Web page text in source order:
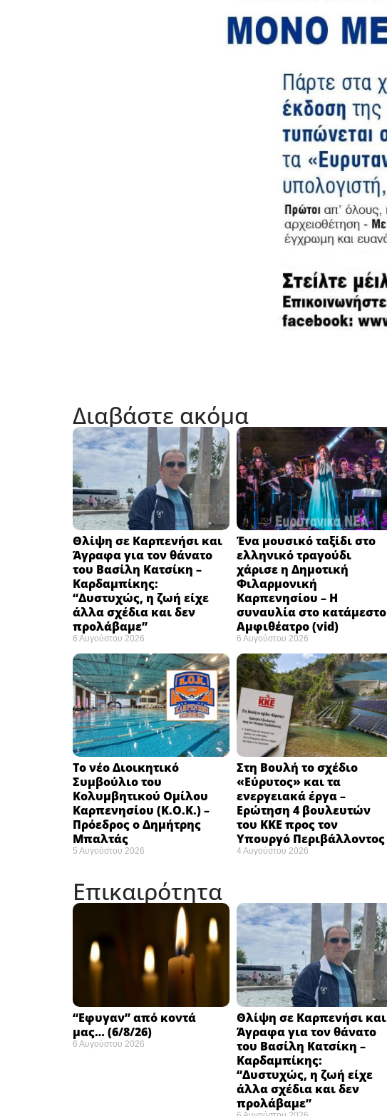
Διαβάστε ακόμα
Θλίψη σε Καρπενήσι και
Άγραφα για τον θάνατο
του Βασίλη Κατσίκη –
Καρδαμπίκης:
“Δυστυχώς, η ζωή είχε
άλλα σχέδια και δεν
προλάβαμε”
6 Αυγούστου 2026
Ένα μουσικό ταξίδι στο
ελληνικό τραγούδι
χάρισε η Δημοτική
Φιλαρμονική
Καρπενησίου – Η
συναυλία στο κατάμεστο
Αμφιθέατρο (vid)
6 Αυγούστου 2026
Το νέο Διοικητικό
Συμβούλιο του
Κολυμβητικού Ομίλου
Καρπενησίου (Κ.Ο.Κ.) –
Πρόεδρος ο Δημήτρης
Μπαλτάς
5 Αυγούστου 2026
Στη Βουλή το σχέδιο
«Εύρυτος» και τα
ενεργειακά έργα –
Ερώτηση 4 βουλευτών
του ΚΚΕ προς τον
Υπουργό Περιβάλλοντος
4 Αυγούστου 2026
Επικαιρότητα
“Εφυγαν” από κοντά
μας… (6/8/26)
6 Αυγούστου 2026
Θλίψη σε Καρπενήσι και
Άγραφα για τον θάνατο
του Βασίλη Κατσίκη –
Καρδαμπίκης:
“Δυστυχώς, η ζωή είχε
άλλα σχέδια και δεν
προλάβαμε”